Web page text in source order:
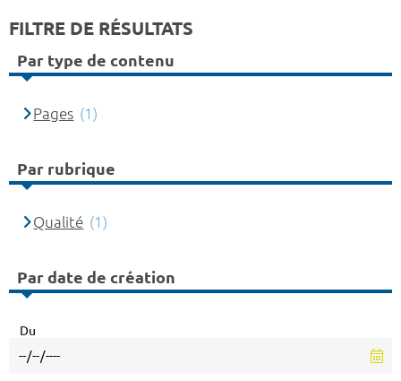
FILTRE DE RÉSULTATS
Par type de contenu
Pages (1)
Par rubrique
Qualité (1)
Par date de création
Du